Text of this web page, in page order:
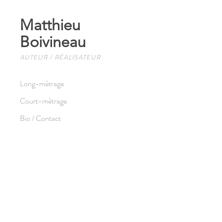
Long-métrage
Court-métrage
Bio / Contact
Matthieu
Boivineau
AUTEUR / RÉALISATEUR